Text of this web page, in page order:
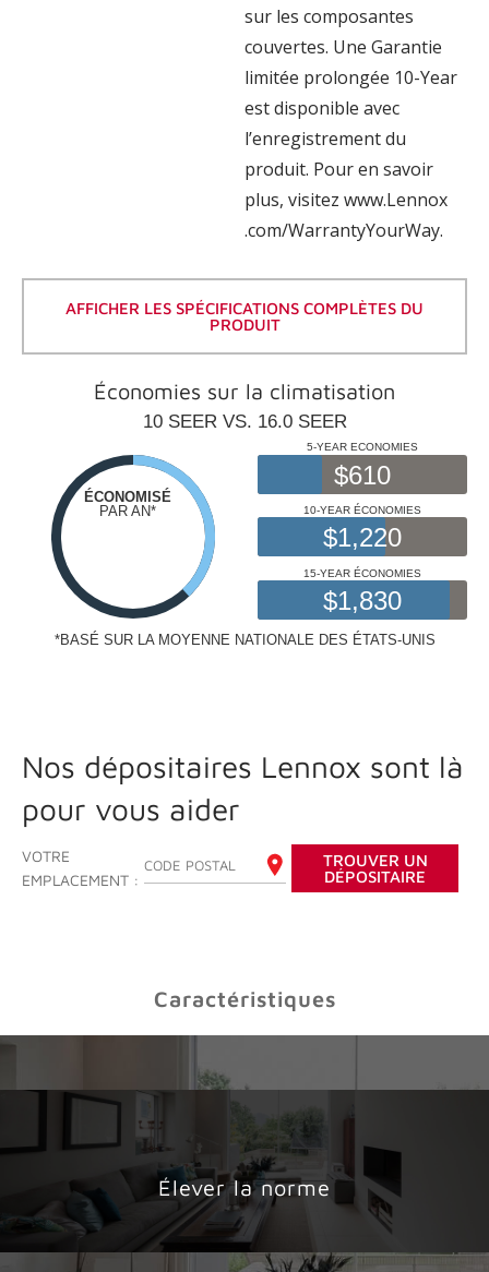
sur les composantes
couvertes. Une Garantie
limitée prolongée 10-Year
est disponible avec
l’enregistrement du
produit. Pour en savoir
plus, visitez www.Lennox
.com/WarrantyYourWay.
AFFICHER LES SPÉCIFICATIONS COMPLÈTES DU
PRODUIT
Économies sur la climatisation
Nos dépositaires Lennox sont là
pour vous aider
VOTRE
EMPLACEMENT :
ENTREZ VOTRE CODE POSTAL
TROUVER UN
DÉPOSITAIRE
Caractéristiques
Élever la norme